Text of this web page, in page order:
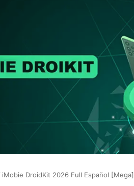
iMobie DroidKit 2026 Full Español [Mega]